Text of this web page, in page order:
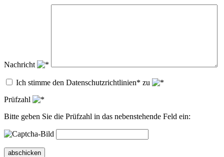
Nachricht
Ich stimme den Datenschutzrichtlinien* zu
Prüfzahl
Bitte geben Sie die Prüfzahl in das nebenstehende Feld ein:
abschicken